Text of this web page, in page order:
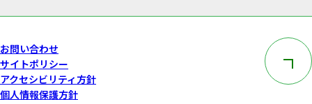
お問い合わせ
サイトポリシー
アクセシビリティ方針
個人情報保護方針
このペー